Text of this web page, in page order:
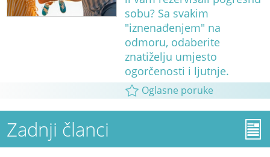
sobu? Sa svakim
"iznenađenjem" na
odmoru, odaberite
znatiželju umjesto
ogorčenosti i ljutnje.
Oglasne poruke
Zadnji članci